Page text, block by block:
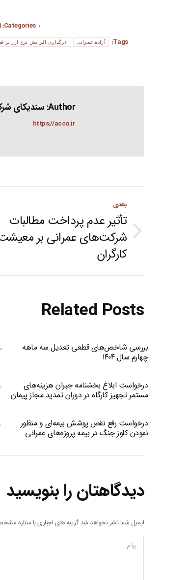
Categories:
Tags:
آزاده عمرانی اثرگذاری افزایش نرخ ارز بر
Author: سندیکای
https://acco.ir
Post
navigation
بعدی
Next
post:
تأثیر عدم پرداخت مطالبات
شرکت‌های عمرانی بر
کارگران
Related Posts
بررسی شاخص‌های قطعی تعدیل سه ماهه
چهارم سال ۱۴۰۴
درخواست ابلاغ بخشنامه جبران هزینه‌های
مستمر تجهیز کارگاه در دوران تمدید مجاز پیمان
درخواست رفع نقص پوشش بیمه‌ای و منظور
نمودن کلوز جنگ در بیمه پروژه‌های عمرانی
دیدگاهتان را بنویسید
ایمیل شما نشر نخواهد شد گزینه های اجباری با ستاره
پیام